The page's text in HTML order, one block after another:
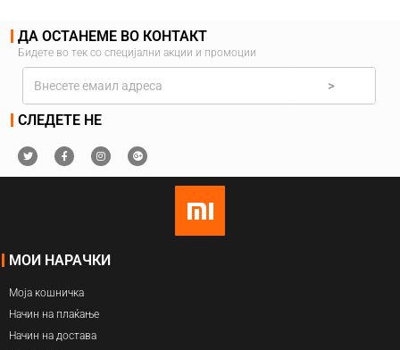
ДА ОСТАНЕМЕ ВО КОНТАКТ
Бидете во тек со специјални акции и промоции
>
СЛЕДЕТЕ НЕ
МОИ НАРАЧКИ
Моја кошничка
Начин на плаќање
Начин на достава